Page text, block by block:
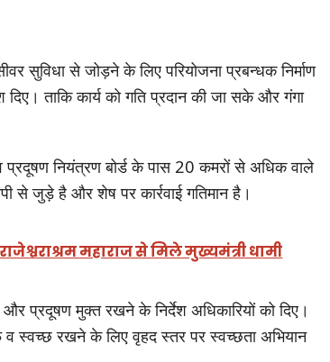
सुविधा से जोड़ने के लिए परियोजना प्रबन्धक निर्माण
ताकि कार्य को गति प्रदान की जा सके और गंगा
प्रदूषण नियंत्रण बोर्ड के पास 20 कमरों से अधिक वाले
से जुड़े है और शेष पर कार्रवाई गतिमान है।
महाराज से मिले मुख्यमंत्री धामी
प्रदूषण मुक्त रखने के निर्देश अधिकारियों को दिए।
व स्वच्छ रखने के लिए वृहद स्तर पर स्वच्छता अभियान